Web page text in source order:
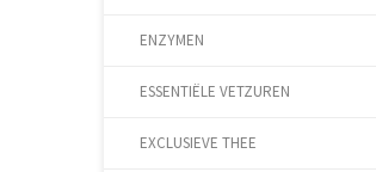
ENZYMEN
ESSENTIËLE VETZUREN
EXCLUSIEVE THEE